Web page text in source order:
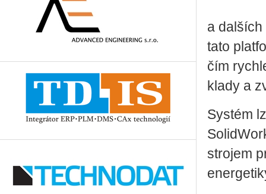
a dal­ších
tato
čím
kla­dy a
Sys­tém
stro­jem